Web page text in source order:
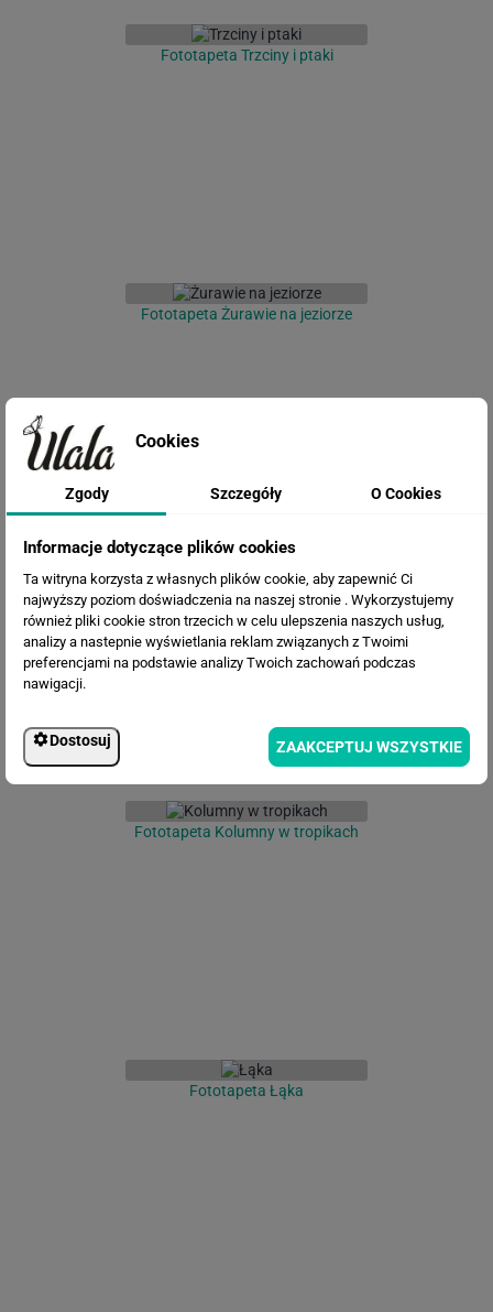
Fototapeta Trzciny i ptaki
Fototapeta Żurawie na jeziorze
Fototapeta Abstrakcyjny obraz
Fototapeta Kolumny w tropikach
Fototapeta Łąka
Cookies
Zgody Szczegóły O Cookies
Informacje dotyczące plików cookies
Ta witryna korzysta z własnych plików cookie, aby zapewnić Ci
najwyższy poziom doświadczenia na naszej stronie . Wykorzystujemy
również pliki cookie stron trzecich w celu ulepszenia naszych usług,
analizy a nastepnie wyświetlania reklam związanych z Twoimi
preferencjami na podstawie analizy Twoich zachowań podczas
nawigacji.
Dostosuj ZAAKCEPTUJ WSZYSTKIE